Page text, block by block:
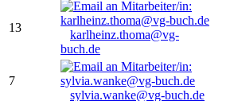
13
karlheinz.thoma@vg-
buch.de
7
sylvia.wanke@vg-buch.de